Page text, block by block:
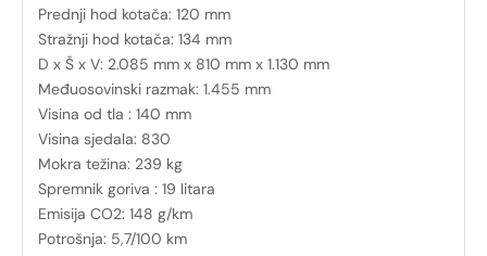
Prednji hod kotača: 120 mm
Stražnji hod kotača: 134 mm
D x Š x V: 2.085 mm x 810 mm x 1.130 mm
Međuosovinski razmak: 1.455 mm
Visina od tla : 140 mm
Visina sjedala: 830
Mokra težina: 239 kg
Spremnik goriva : 19 litara
Emisija CO2: 148 g/km
Potrošnja: 5,7/100 km